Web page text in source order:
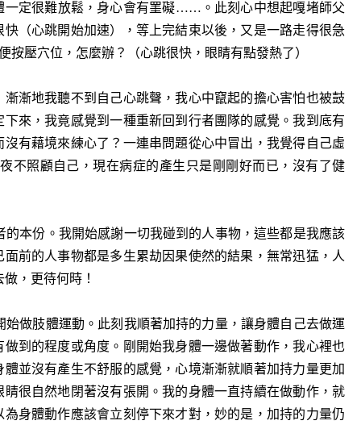
一定很難放鬆，身心會有罣礙……。此刻心中想起嘎堵師父
（心跳開始加速），等上完結束以後，又是一路走得很急
壓穴位，怎麼辦？（心跳很快，眼睛有點發熱了）
漸地我聽不到自己心跳聲，我心中竄起的擔心害怕也被鼓
來，我竟感覺到一種重新回到行者團隊的感覺。我到底有
有藉境來練心了？一連串問題從心中冒出，我覺得自己虛
不照顧自己，現在病症的產生只是剛剛好而已，沒有了健
本份。我開始感謝一切我碰到的人事物，這些都是我應該
前的人事物都是多生累劫因果使然的結果，無常迅猛，人
，更待何時！
做肢體運動。此刻我順著加持的力量，讓身體自己去做運
到的程度或角度。剛開始我身體一邊做著動作，我心裡也
並沒有產生不舒服的感覺，心境漸漸就順著加持力量更加
很自然地閉著沒有張開。我的身體一直持續在做動作，就
身體動作應該會立刻停下來才對，妙的是，加持的力量仍